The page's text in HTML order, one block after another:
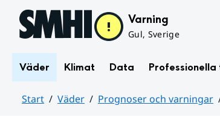
Hoppa till sidans innehåll Varning
Gul, Sverige
Väder Klimat Data
Start Väder Prognoser och varningar
varningar